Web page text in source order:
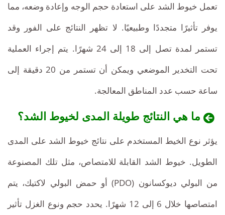
تعمل خيوط الشد على استعادة حجم الوجه وإعادة وضعه، مما
يوفر تأثيرًا متجددًا وطبيعيًا. لا تظهر النتائج على الفور وقد
تستمر لمدة تصل إلى 18 إلى 24 شهرًا. يتم إجراء العملية
تحت التخدير الموضعي ويمكن أن تستمر من 20 دقيقة إلى
ساعة حسب عدد المناطق المعالجة.
ما هي النتائج طويلة المدى لخيوط الشد؟
يؤثر نوع الخيط المستخدم على نتائج خيوط الشد على المدى
الطويل. خيوط الشد القابلة للامتصاص، مثل تلك المصنوعة
من البولي ديوكسانون (PDO) أو حمض البولي لاكتيك، يتم
امتصاصها خلال 6 إلى 12 شهرًا. يحدد حجم ونوع الغزل تأثير